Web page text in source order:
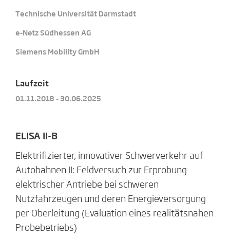
Technische Universität Darmstadt
e-Netz Südhessen AG
Siemens Mobility GmbH
Laufzeit
01.11.2018 - 30.06.2025
ELISA II-B
Elektrifizierter, innovativer Schwerverkehr auf
Autobahnen II: Feldversuch zur Erprobung
elektrischer Antriebe bei schweren
Nutzfahrzeugen und deren Energieversorgung
per Oberleitung (Evaluation eines realitätsnahen
Probebetriebs)